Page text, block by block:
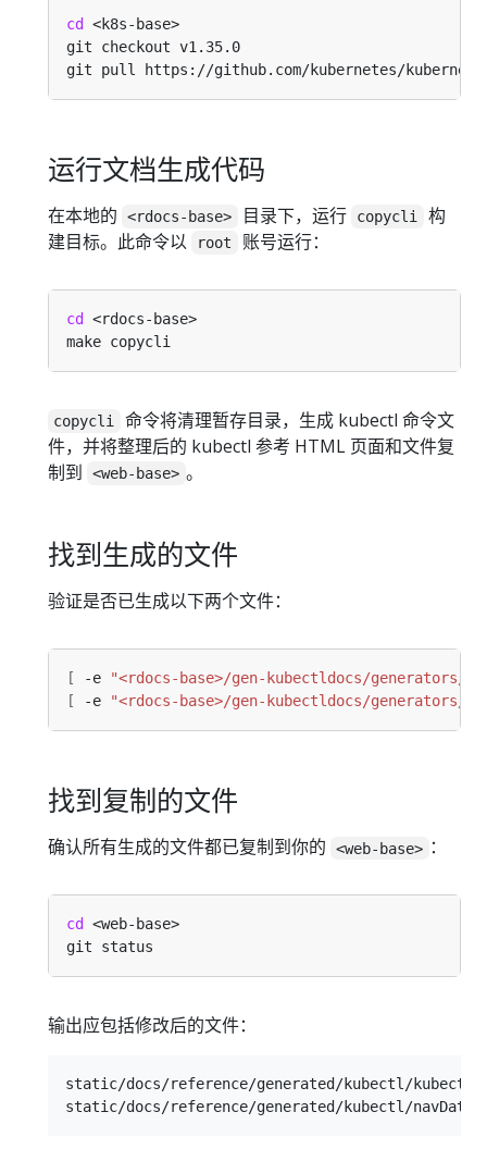
cd
运行文档生成代码
在本地的 <rdocs-base> 目录下，运行 copycli
构
建目标。此命令以
root 账号运行：
cd
copycli
命令将清理暂存目录，生成 kubectl 命令文
件，并将整理后的 kubectl 参考 HTML 页面和文件复
制到
<web-base> 。
找到生成的文件
验证是否已生成以下两个文件：
[ -e
"<rdocs-base>/gen-kubectldocs/generators/
[
-e "<rdocs-base>/gen-kubectldocs/generators/
找到复制的文件
确认所有生成的文件都已复制到你的 <web-base> ：
cd
输出应包括修改后的文件：
static/docs/reference/generated/kubectl/kubectl-